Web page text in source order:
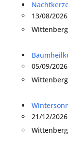
13/08/2026
Wittenberg
05/09/
Wittenberg
21/12/2026
Wittenberg